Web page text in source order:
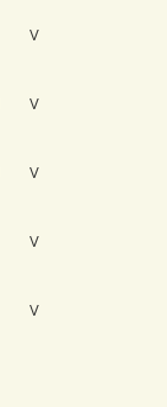
V
V
V
V
V